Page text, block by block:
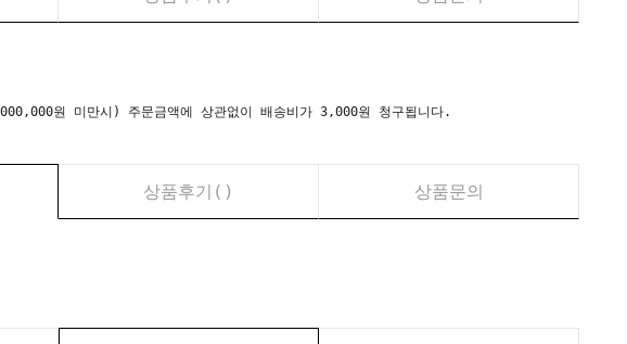
원 미만시) 주문금액에 상관없이 배송비가 3,000원 청구됩니다.
상품후기( ) 상품문의